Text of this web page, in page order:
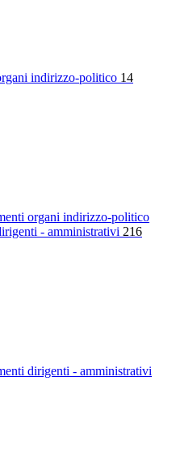
indirizzo-politico 14
organi indirizzo-politico
- amministrativi 216
dirigenti - amministrativi